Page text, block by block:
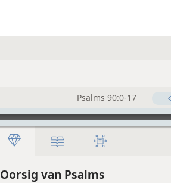
Psalms 90:0-17
Oorsig van Psalms